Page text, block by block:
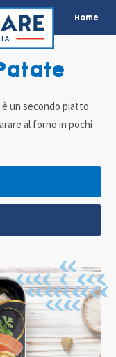
Home
un secondo piatto
al forno in pochi